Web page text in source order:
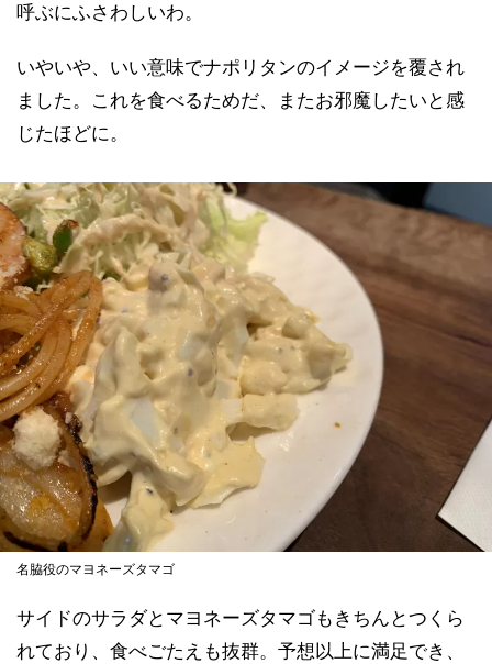
呼ぶにふさわしいわ。
いやいや、いい意味でナポリタンのイメージを覆され
ました。これを食べるためだ、またお邪魔したいと感
じたほどに。
名脇役のマヨネーズタマゴ
サイドのサラダとマヨネーズタマゴもきちんとつくら
れており、食べごたえも抜群。予想以上に満足でき、